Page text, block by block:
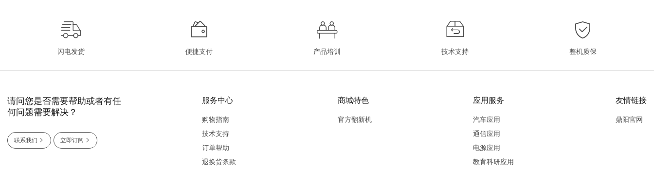
闪电发货 便捷支付 产品培训 技术支持 整机质保
请问您是否需要帮助或者有任
何问题需要解决？
联系我们 立即订阅
服务中心
购物指南
技术支持
订单帮助
退换货条款
商城特色
官方翻新机
应用服务
汽车应用
通信应用
电源应用
教育科研应用
友情链接
鼎阳官网